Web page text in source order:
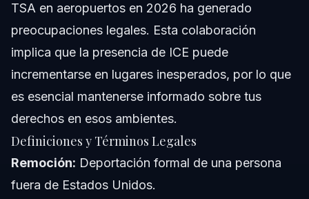
TSA en aeropuertos en 2026 ha generado
preocupaciones legales. Esta colaboración
implica que la presencia de ICE puede
incrementarse en lugares inesperados, por lo que
es esencial mantenerse informado sobre tus
derechos en esos ambientes.
Definiciones y Términos Legales
Remoción: Deportación formal de una persona
fuera de Estados Unidos.